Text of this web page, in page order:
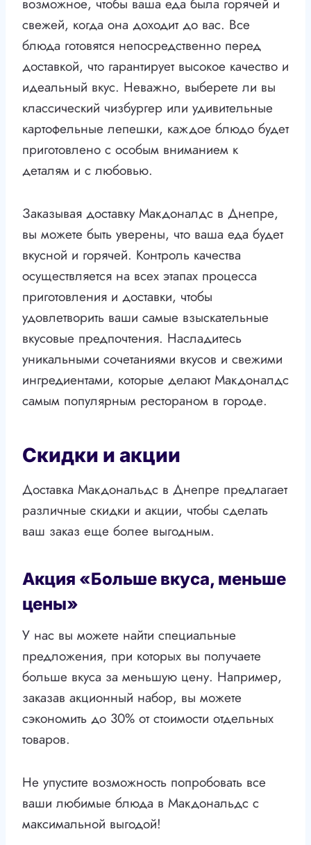
возможное, чтобы ваша еда была горячей и
свежей, когда она доходит до вас. Все
блюда готовятся непосредственно перед
доставкой, что гарантирует высокое качество и
идеальный вкус. Неважно, выберете ли вы
классический чизбургер или удивительные
картофельные лепешки, каждое блюдо будет
приготовлено с особым вниманием к
деталям и с любовью.
Заказывая доставку Макдоналдс в Днепре,
вы можете быть уверены, что ваша еда будет
вкусной и горячей. Контроль качества
осуществляется на всех этапах процесса
приготовления и доставки, чтобы
удовлетворить ваши самые взыскательные
вкусовые предпочтения. Насладитесь
уникальными сочетаниями вкусов и свежими
ингредиентами, которые делают Макдоналдс
самым популярным рестораном в городе.
Скидки и акции
Доставка Макдональдс в Днепре предлагает
различные скидки и акции, чтобы сделать
ваш заказ еще более выгодным.
Акция «Больше вкуса, меньше
цены»
У нас вы можете найти специальные
предложения, при которых вы получаете
больше вкуса за меньшую цену. Например,
заказав акционный набор, вы можете
сэкономить до 30% от стоимости отдельных
товаров.
Не упустите возможность попробовать все
ваши любимые блюда в Макдональдс с
максимальной выгодой!